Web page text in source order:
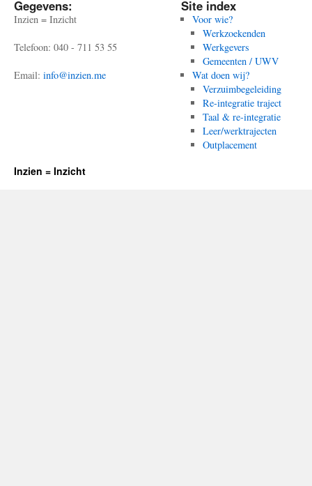
Gegevens:
Inzien = Inzicht
Telefoon: 040 - 711 53 55
Email: info@inzien.me
Site index
Voor wie?
Werkzoekenden
Werkgevers
Gemeenten / UWV
Wat doen wij?
Verzuimbegeleiding
Re-integratie traject
Taal & re-integratie
Leer/werktrajecten
Outplacement
Inzien = Inzicht